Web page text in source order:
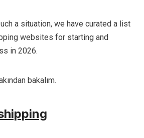
a situation, we have curated a list
websites for starting and
in 2026.
bakalım.